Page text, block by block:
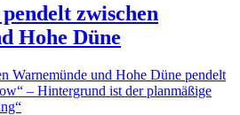
zwischen
Hohe Düne
Warnemünde und Hohe Düne pendelt
– Hintergrund ist der planmäßige